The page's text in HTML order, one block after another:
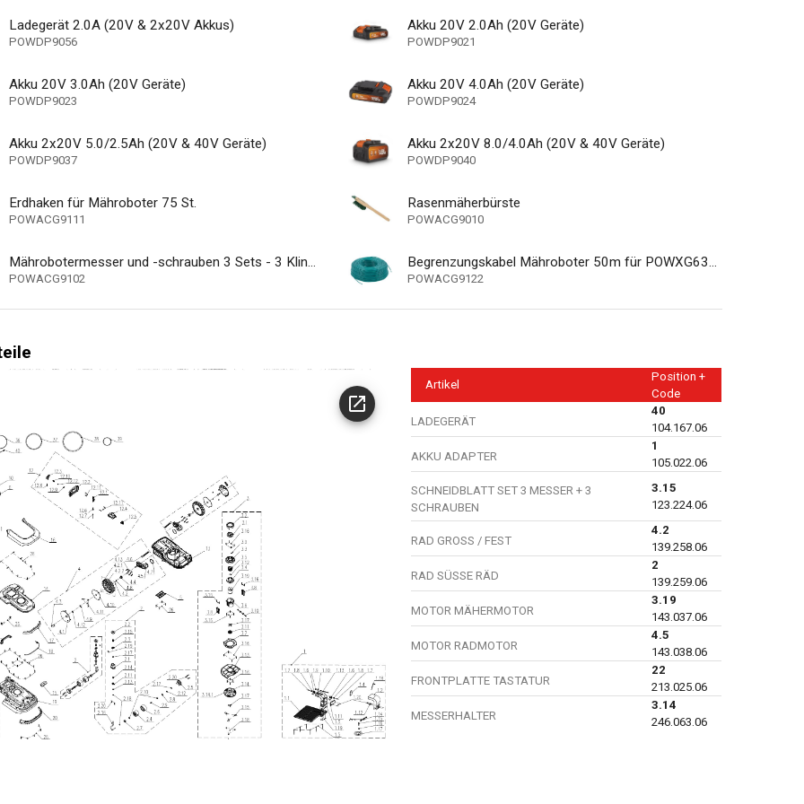
mitgeliefert
Räder gesamt
Rasenmäher
bis
Nicht zutreffend
Nicht zutreffend
Seite
hinten
Tasche
max
Garantie 36 MO.
mit App
Ladegerät 2.0A (20V & 2x20V Akkus)
POWDP9056
Akku 20V 2.0Ah (20V Geräte)
POWDP9021
Akku 20V 3.0Ah (20V Geräte)
POWDP9023
Akku 20V 4.0Ah (20V Geräte)
POWDP9024
Akku 2x20V 5.0/2.5Ah (20V & 40V Geräte)
POWDP9037
Akku 2x20V 8.0/4.0Ah (20V & 40V Geräte)
POWDP9040
Erdhaken für Mähroboter 75 St.
POWACG9111
Rasenmäherbürste
POWACG9010
Mährobotermesser und -schrauben 3 Sets - 3 Klingen + 3 Schrauben für POWDPG6010
POWACG9102
Begrenzungskabel Mähroboter 50m für POWXG6305 – POWXG6310 – POWDPG6010
POWACG9122
Artikel
Position +
Code
LADEGERÄT
40
104.167.06
AKKU ADAPTER
1
105.022.06
SCHNEIDBLATT SET 3 MESSER + 3
SCHRAUBEN
3.15
123.224.06
RAD GROSS / FEST
4.2
139.258.06
RAD SÜSSE RÄD
2
139.259.06
MOTOR MÄHERMOTOR
3.19
143.037.06
MOTOR RADMOTOR
4.5
143.038.06
FRONTPLATTE TASTATUR
22
213.025.06
MESSERHALTER
3.14
246.063.06